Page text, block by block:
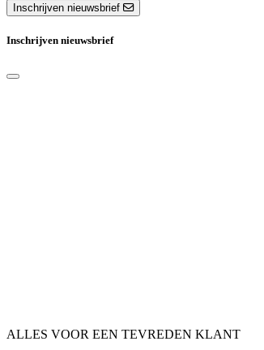
Inschrijven nieuwsbrief
Inschrijven nieuwsbrief
ALLES VOOR EEN TEVREDEN KLANT